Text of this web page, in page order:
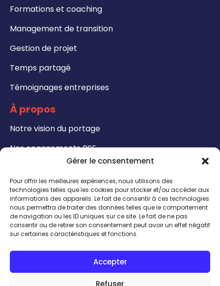
Gérer le consentement
Pour offrir les meilleures expériences, nous utilisons des
technologies telles que les cookies pour stocker et/ou accéder aux
informations des appareils. Le fait de consentir à ces technologies
nous permettra de traiter des données telles que le comportement
de navigation ou les ID uniques sur ce site. Le fait de ne pas
consentir ou de retirer son consentement peut avoir un effet négatif
sur certaines caractéristiques et fonctions.
Accepter
Refuser
Formations et coaching
Management de transition
Gestion de projet
Temps partagé
Témoignages entreprises
À propos
Notre vision du portage
Nos engagements RSE
Notre catalogue de formation
Formateurs - Bénéficiez de notre certification
QUALIOPI
INSCRIPTION TALENTHÈQUE